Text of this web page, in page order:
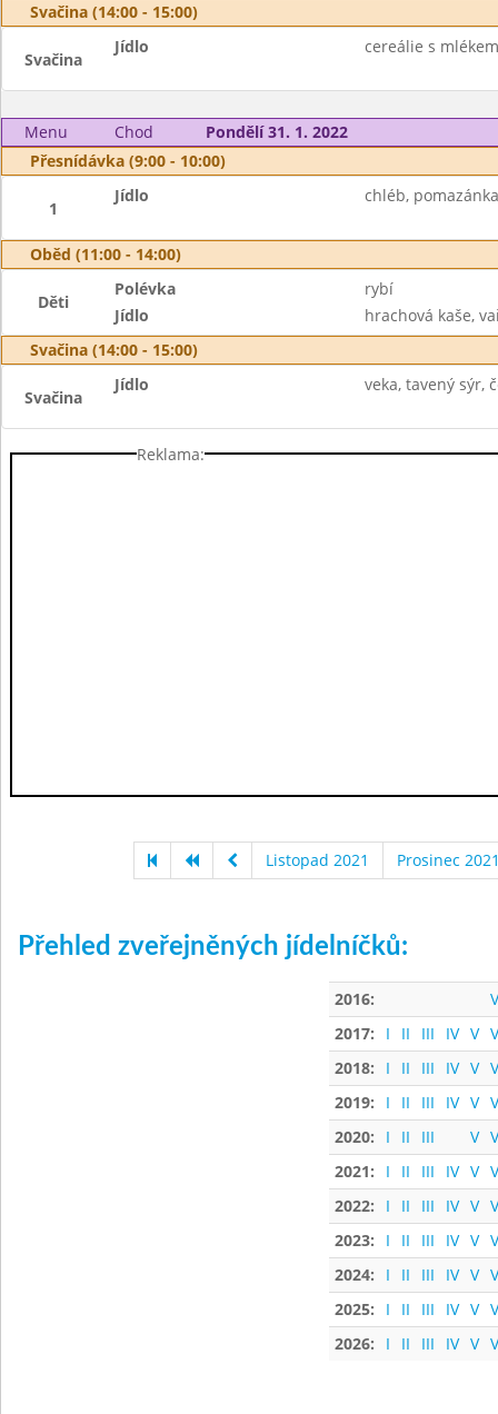
Svačina (14:00 - 15:00)
Svačina
Jídlo cereálie s
Menu Chod
Pondělí 31. 1. 2022
Přesnídávka (9:00 - 10:00)
1
Jídlo chléb,
Oběd (11:00 - 14:00)
Děti
Polévka
rybí
Jídlo
hrachová kaše,
Svačina (14:00 - 15:00)
Svačina
Jídlo veka, tavený sýr,
Reklama:
Listopad 2021 Prosinec
Přehled zveřejněných jídelníčků:
2016:
2017:
I II III IV V
2018:
I II III IV V
2019:
I II III IV V
2020:
I II III V
2021:
I II III IV V
2022:
I II III IV V
2023:
I II III IV V
2024:
I II III IV V
2025:
I II III IV V
2026:
I II III IV V